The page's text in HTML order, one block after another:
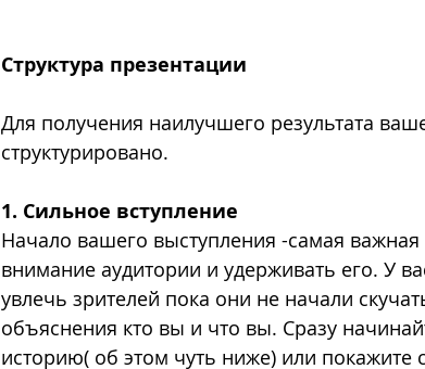
Структура презентации
Для получения наилучшего результата
структурировано.
1. Сильное вступление
Начало вашего выступления -самая
внимание аудитории и удерживать его. У
увлечь зрителей пока они не начали
объяснения кто вы и что вы. Сразу
историю( об этом чуть ниже) или покажите